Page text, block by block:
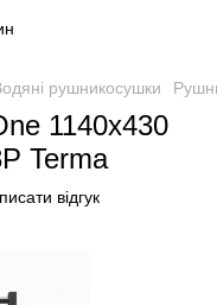
рушникосушки
1140х430
Terma
відгук